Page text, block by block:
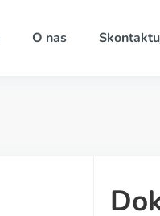
O nas